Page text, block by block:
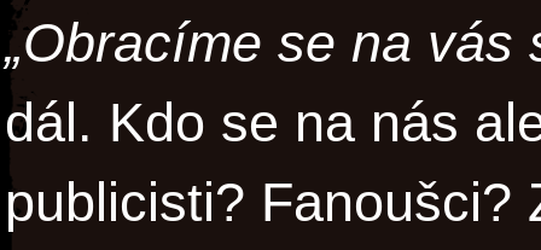
„Obracíme se na vás
dál. Kdo se na nás
publicisti? Fanoušci?